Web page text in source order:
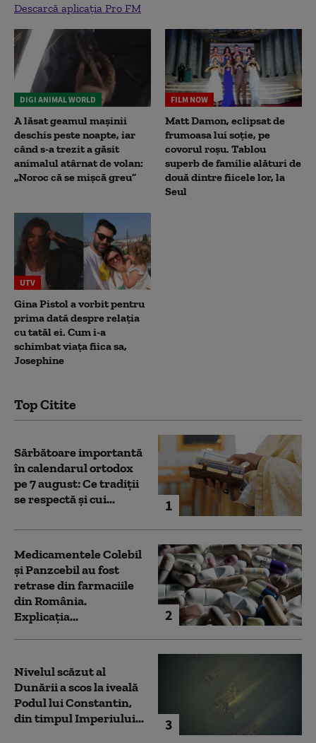
Descarcă aplicația Pro FM
DIGI ANIMAL WORLD
A lăsat geamul mașinii
deschis peste noapte, iar
când s-a trezit a găsit
animalul atârnat de volan:
„Noroc că se mișcă greu”
FILM NOW
Matt Damon, eclipsat de
frumoasa lui soție, pe
covorul roșu. Tablou
superb de familie alături de
două dintre fiicele lor, la
Seul
UTV
Gina Pistol a vorbit pentru
prima dată despre relația
cu tatăl ei. Cum i-a
schimbat viața fiica sa,
Josephine
Top Citite
1
Sărbătoare importantă
în calendarul ortodox
pe 7 august: Ce tradiții
se respectă și cui...
2
Medicamentele Colebil
și Panzcebil au fost
retrase din farmaciile
din România.
Explicația...
3
Nivelul scăzut al
Dunării a scos la iveală
Podul lui Constantin,
din timpul Imperiului...